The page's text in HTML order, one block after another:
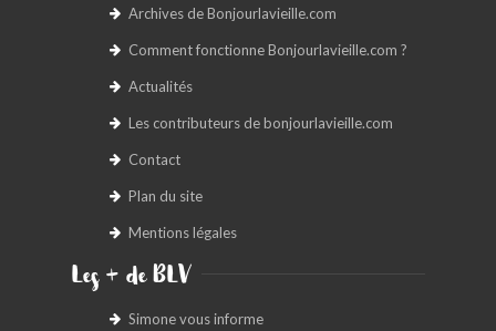
Archives de Bonjourlavieille.com
Comment fonctionne Bonjourlavieille.com ?
Actualités
Les contributeurs de bonjourlavieille.com
Contact
Plan du site
Mentions légales
Les + de BLV
Simone vous informe